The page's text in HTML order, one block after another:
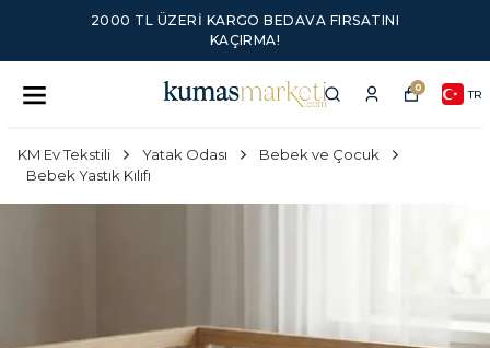
2000 TL ÜZERI KARGO BEDAVA FIRSATINI
KAÇIRMA!
0 TR
KM Ev Tekstili Yatak Odası
Bebek ve Çocuk
Bebek Yastık Kılıfı